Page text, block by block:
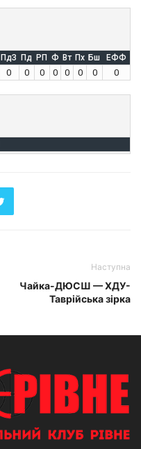
ПдЗ Пд РП Ф Вт Пх Бш ЕФФ
0 0 0 0 0 0 0 0
Наступна
Чайка-ДЮСШ — ХДУ-
Таврійська зірка